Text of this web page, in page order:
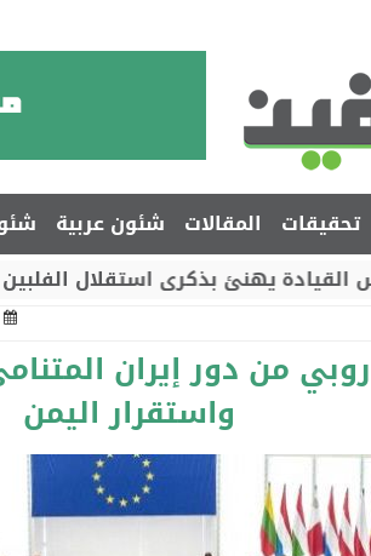
تحقيقات المقالات شئون عربية
رئيس بذكرى استقلال الفلبين
من دور إيران
واستقرار اليمن